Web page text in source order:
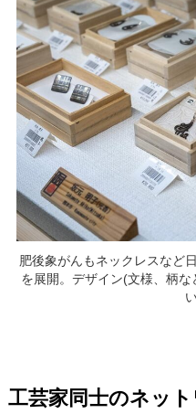
肥後象がんもネックレスなど
を展開。デザイン(文様、柄
工芸家同士のネッ